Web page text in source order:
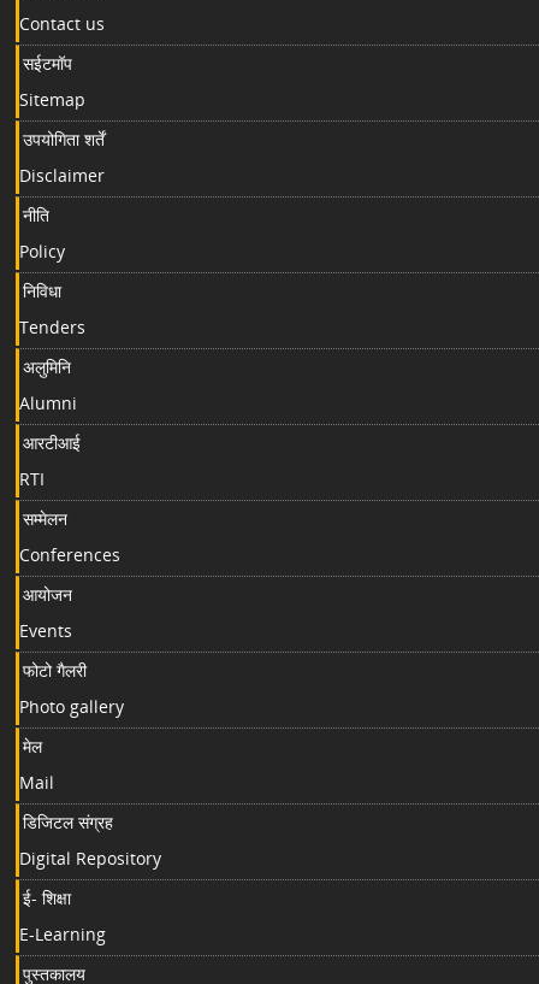
Contact us
सईटमॉप
Sitemap
उपयोगिता शर्तें
Disclaimer
नीति
Policy
निविधा
Tenders
अलुमिनि
Alumni
आरटीआई
RTI
सम्मेलन
Conferences
आयोजन
Events
फोटो गैलरी
Photo gallery
मेल
Mail
डिजिटल संग्रह
Digital Repository
ई- शिक्षा
E-Learning
पुस्तकालय